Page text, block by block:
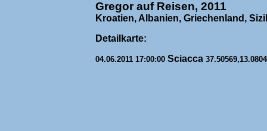
Gregor auf Reisen, 2011
Kroatien, Albanien, Griechenland,
Detailkarte:
04.06.2011 17:00:00 Sciacca